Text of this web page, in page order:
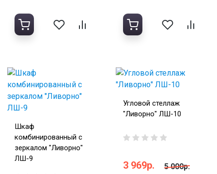
Шкаф
комбинированный с
зеркалом "Ливорно"
ЛШ-9
Угловой стеллаж
"Ливорно" ЛШ-10
3 969р. 5 000р.